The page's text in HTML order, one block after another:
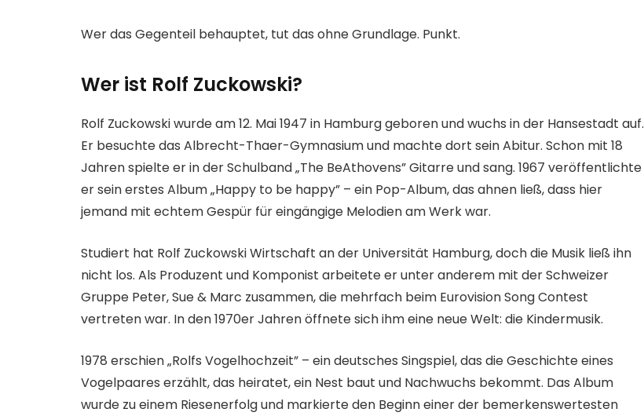
Wer das Gegenteil behauptet, tut das ohne Grundlage. Punkt.
Wer ist Rolf Zuckowski?
Rolf Zuckowski wurde am 12. Mai 1947 in Hamburg geboren und wuchs in der Hansestadt auf.
Er besuchte das Albrecht-Thaer-Gymnasium und machte dort sein Abitur. Schon mit 18
Jahren spielte er in der Schulband „The BeAthovens” Gitarre und sang. 1967 veröffentlichte
er sein erstes Album „Happy to be happy” – ein Pop-Album, das ahnen ließ, dass hier
jemand mit echtem Gespür für eingängige Melodien am Werk war.
Studiert hat Rolf Zuckowski Wirtschaft an der Universität Hamburg, doch die Musik ließ ihn
nicht los. Als Produzent und Komponist arbeitete er unter anderem mit der Schweizer
Gruppe Peter, Sue & Marc zusammen, die mehrfach beim Eurovision Song Contest
vertreten war. In den 1970er Jahren öffnete sich ihm eine neue Welt: die Kindermusik.
1978 erschien „Rolfs Vogelhochzeit” – ein deutsches Singspiel, das die Geschichte eines
Vogelpaares erzählt, das heiratet, ein Nest baut und Nachwuchs bekommt. Das Album
wurde zu einem Riesenerfolg und markierte den Beginn einer der bemerkenswertesten